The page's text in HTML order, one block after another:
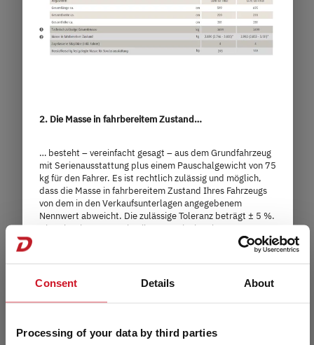
Consent Details About
Processing of your data by third parties
24.290,– €
Preis aba)
5 - 6 Personen
Schlafplätze
7,14 m 1.360 kg
2. Die Masse in fahrbereitem Zustand…
… besteht – vereinfacht gesagt – aus dem Grundfahrzeug
mit Serienausstattung plus einem Pauschalgewicht von 75
kg für den Fahrer. Es ist rechtlich zulässig und möglich,
dass die Masse in fahrbereitem Zustand Ihres Fahrzeugs
von dem in den Verkaufsunterlagen angegebenem
Nennwert abweicht. Die zulässige Toleranz beträgt ± 5 %.
Die zulässige Spanne in Kilogramm ist im Klammerzusatz
hinter der Masse in fahrbereitem Zustand angegeben.
Fahrzeug am Bandende und teilt Ihrem Handelspartner
das Wiegeergebnis Ihres Fahrzeugs zur Weitergabe an Sie
mit. DetaillierteErläuterungen zur Masse in fahrbereitem